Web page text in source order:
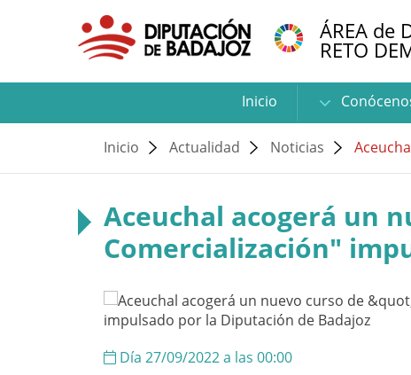
ÁREA de
RETO
Inicio
Inicio Actualidad Noticias
Aceuchal acogerá un
Comercialización"
Día 27/09/2022 a las 00:00